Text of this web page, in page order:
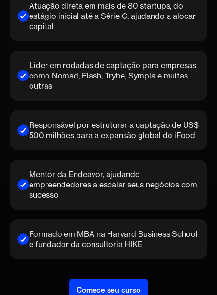
Atuação direta em mais de 80 startups, do
estágio inicial até a Série C, ajudando a alocar
capital
Líder em rodadas de captação para empresas
como Nomad, Flash, Trybe, Sympla e muitas
outras
Responsável por estruturar a captação de US$
500 milhões para a expansão global do iFood
Mentor da Endeavor, ajudando
empreendedores a escalar seus negócios com
sucesso
Formado em MBA na Harvard Business School
e fundador da consultoria HIKE
Comece seu curso